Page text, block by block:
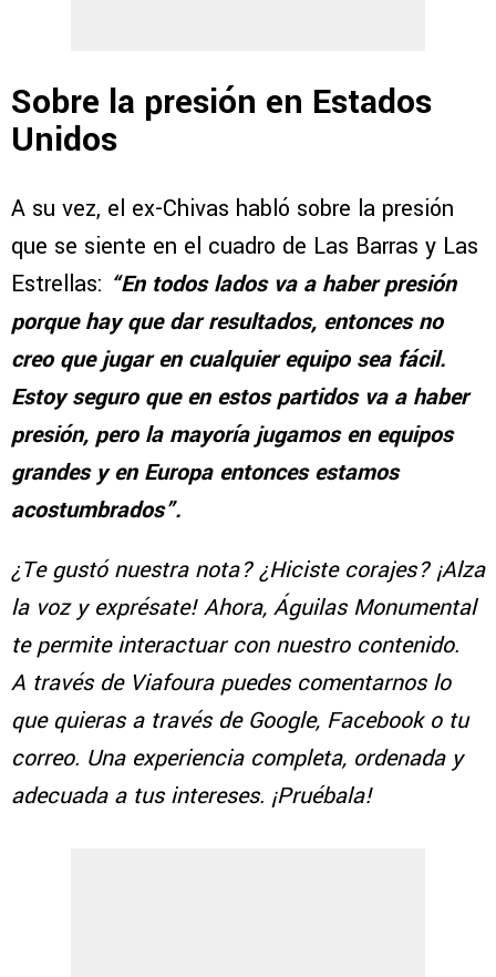
Sobre la presión en Estados
Unidos
A su vez, el ex-Chivas habló sobre la presión
que se siente en el cuadro de Las Barras y Las
Estrellas: “En todos lados va a haber presión
porque hay que dar resultados, entonces no
creo que jugar en cualquier equipo sea fácil.
Estoy seguro que en estos partidos va a haber
presión, pero la mayoría jugamos en equipos
grandes y en Europa entonces estamos
acostumbrados”.
¿Te gustó nuestra nota? ¿Hiciste corajes? ¡Alza
la voz y exprésate! Ahora, Águilas Monumental
te permite interactuar con nuestro contenido.
A través de Viafoura puedes comentarnos lo
que quieras a través de Google, Facebook o tu
correo. Una experiencia completa, ordenada y
adecuada a tus intereses. ¡Pruébala!